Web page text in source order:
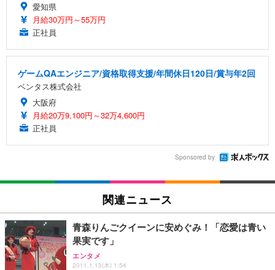
愛知県
月給30万円～55万円
正社員
ゲームQAエンジニア/資格取得支援/年間休日120日/賞与年2回
ベンタス株式会社
大阪府
月給20万9,100円～32万4,600円
正社員
Sponsored by
関連ニュース
青森りんごクイーンに安めぐみ！「恋愛は青い
果実です」
エンタメ
2011.1.13(木) 1:54